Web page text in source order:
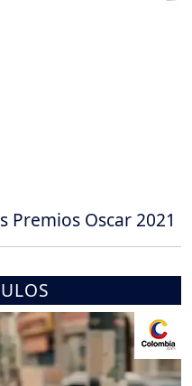
Premios Oscar 2021